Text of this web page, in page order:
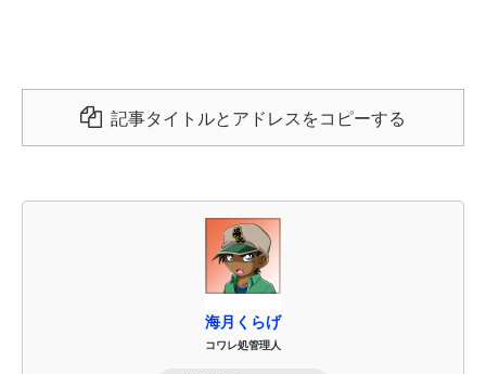
記事タイトルとアドレスをコピーする
海月くらげ
コワレ処管理人